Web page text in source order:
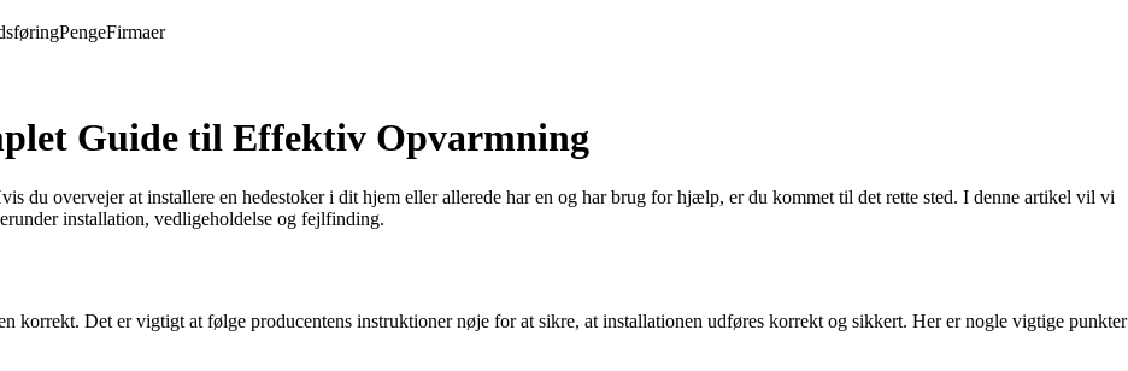
PengeFirmaer
Guide til Effektiv Opvarmning
du overvejer at installere en hedestoker i dit hjem eller allerede har en og har brug for hjælp, er du kommet til det rette sted. I denne artikel vil vi
installation, vedligeholdelse og fejlfinding.
korrekt. Det er vigtigt at følge producentens instruktioner nøje for at sikre, at installationen udføres korrekt og sikkert. Her er nogle vigtige punkter